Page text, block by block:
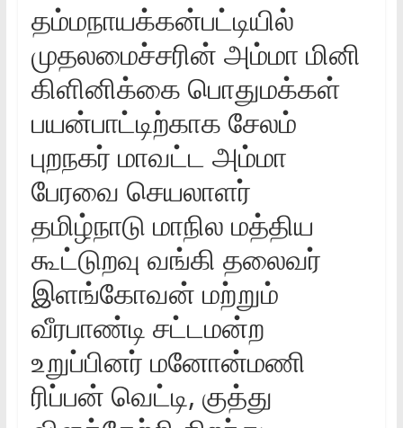
தம்மநாயக்கன்பட்டியில்
முதலமைச்சரின் அம்மா மினி
கிளினிக்கை பொதுமக்கள்
பயன்பாட்டிற்காக சேலம்
புறநகர் மாவட்ட அம்மா
பேரவை செயலாளர்
தமிழ்நாடு மாநில மத்திய
கூட்டுறவு வங்கி தலைவர்
இளங்கோவன் மற்றும்
வீரபாண்டி சட்டமன்ற
உறுப்பினர் மனோன்மணி
ரிப்பன் வெட்டி, குத்து